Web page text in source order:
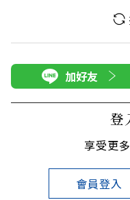
加好友
登
享受更
會員登入